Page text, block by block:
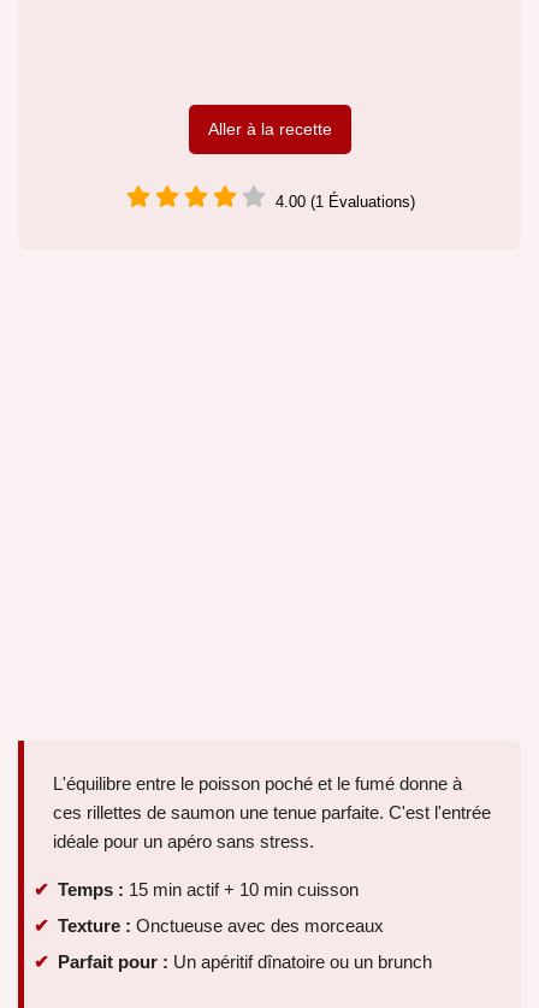
Aller à la recette
4.00 (1 Évaluations)
L'équilibre entre le poisson poché et le fumé donne à
ces rillettes de saumon une tenue parfaite. C'est l'entrée
idéale pour un apéro sans stress.
Temps : 15 min actif + 10 min cuisson
Texture : Onctueuse avec des morceaux
Parfait pour : Un apéritif dînatoire ou un brunch